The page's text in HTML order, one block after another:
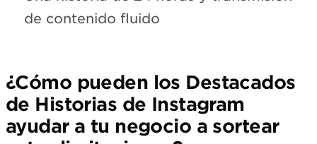
de contenido fluido
¿Cómo pueden los Destacados
de Historias de Instagram
ayudar a tu negocio a sortear